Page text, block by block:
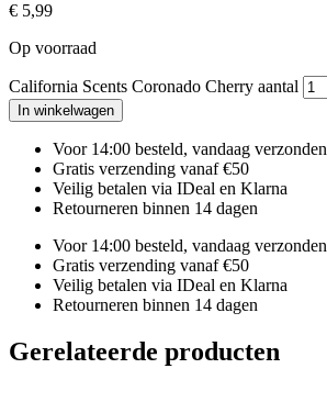
€ 5,99
Op voorraad
California Scents Coronado Cherry aantal
In winkelwagen
Voor 14:00 besteld, vandaag verzonden
Gratis verzending vanaf €50
Veilig betalen via IDeal en Klarna
Retourneren binnen 14 dagen
Voor 14:00 besteld, vandaag verzonden
Gratis verzending vanaf €50
Veilig betalen via IDeal en Klarna
Retourneren binnen 14 dagen
Gerelateerde producten